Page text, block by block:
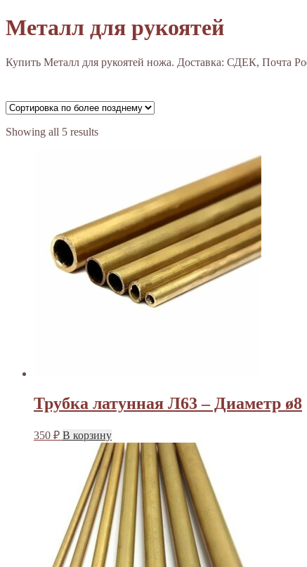
Металл для рукоятей
Купить Металл для рукоятей ножа. Доставка: СДЕК, Почта
Showing all 5 results
Трубка латунная Л63 – Диаметр ø8
350 ₽ В корзину